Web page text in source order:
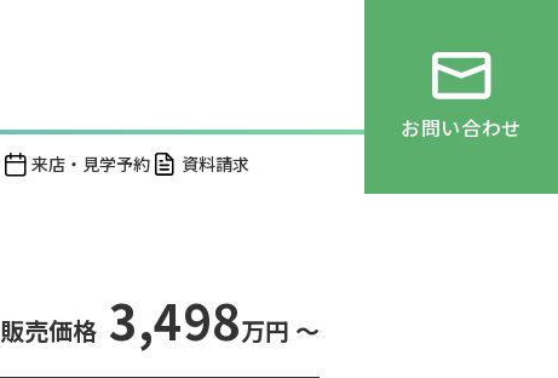
来店・見学予約 資料請求
お問い合わせ
販売価格 3,498万円 ～